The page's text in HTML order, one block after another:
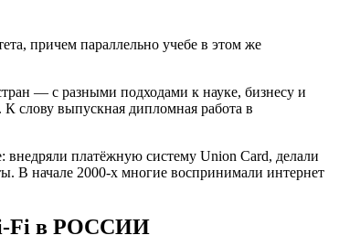
причем параллельно учебе в этом же
— с разными подходами к науке, бизнесу и
слову выпускная дипломная работа в
внедряли платёжную систему Union Card, делали
В начале 2000-х многие воспринимали интернет
в РОССИИ